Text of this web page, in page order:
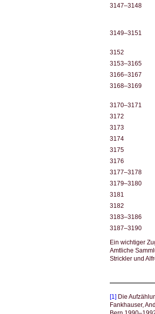
3147–3148
3149–3151
3152
3153–3165
3166–3167
3168–3169
3170–3171
3172
3173
3174
3175
3176
3177–3178
3179–3180
3181
3182
3183–3186
3187–3190
Ein wichtiger
Amtliche
Strickler und
[1] Die
Fankhauser,